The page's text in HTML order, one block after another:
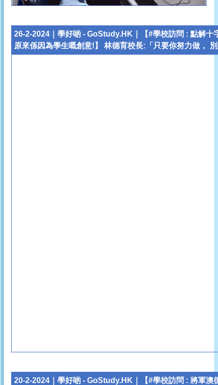
26-2-2024｜學好啲 - GoStudy.HK｜【#學校訪問 : 點解
原來係因為學生嘅創意!】 林德育校長:「只要你努力做，
20-2-2024｜學好啲 - GoStudy.HK｜【#學校訪問 : 將軍